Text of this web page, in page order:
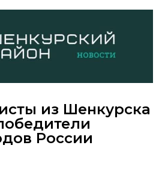
из Шенкурска
России